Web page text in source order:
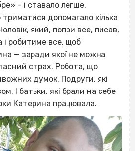
– і ставало легше.
допомагало кілька
який, попри все, писав,
і робитиме все, щоб
— заради якої не можна
страх. Робота, що
думок. Подруги, які
І батьки, які брали на себе
Катерина працювала.